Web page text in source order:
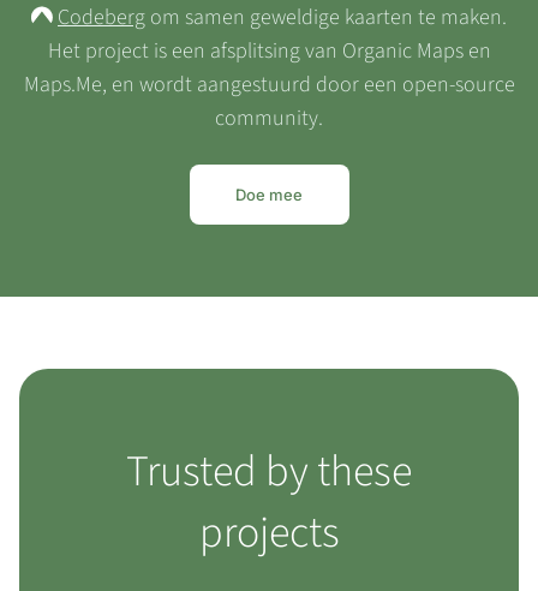
Codeberg om samen geweldige kaarten te maken.
Het project is een afsplitsing van Organic Maps en
Maps.Me, en wordt aangestuurd door een open-source
community.
Doe mee
Trusted by these
projects